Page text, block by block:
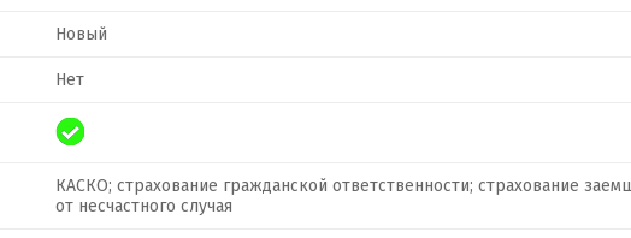
Новый
Нет
КАСКО; страхование гражданской ответственности; страхование
от несчастного случая